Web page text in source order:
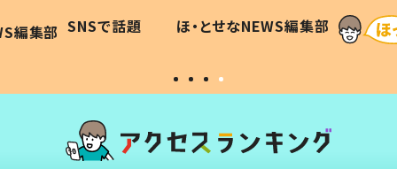
編集部
作り続ける理由とは #令和の親
#令和の子
SNSで話題 ほ・とせなNEWS編集部 「涙が
い」